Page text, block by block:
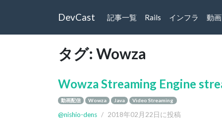
DevCast 記事一覧 Rails インフラ 動
タグ: Wowza
Wowza Streaming Engine
動画配信 Wowza Java Video Streaming
@nishio-dens / 2018年02月22日に投稿